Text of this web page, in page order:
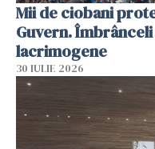
Mii de ciobani
Guvern.
lacrimogene
30 IULIE 2026